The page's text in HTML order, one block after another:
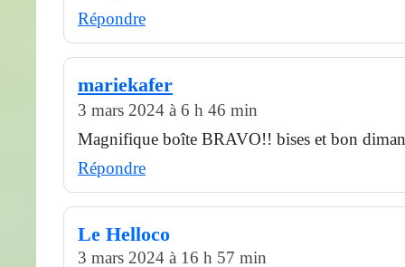
Répondre
mariekafer
3 mars 2024 à 6 h 46 min
Magnifique boîte BRAVO!! bises et bon
Répondre
Le Helloco
3 mars 2024 à 16 h 57 min